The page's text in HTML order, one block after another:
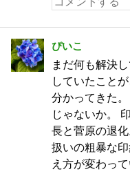
ぴいこ
まだ何も解決
していたこと
分かってきた
じゃないか。
長と菅原の退
扱いの粗暴な
え方が変わっ